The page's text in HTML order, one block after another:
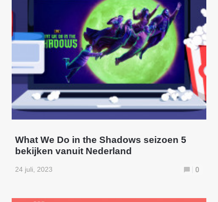
What We Do in the Shadows seizoen 5
bekijken vanuit Nederland
24 juli, 2023 0